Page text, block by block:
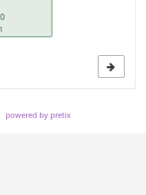
powered by pretix